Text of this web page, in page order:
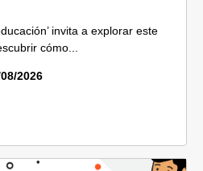
invita a explorar este
cómo...
2026